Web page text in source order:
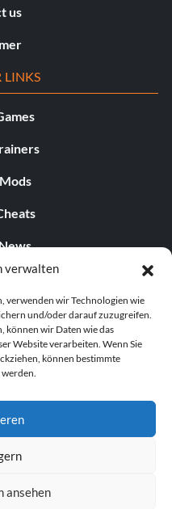
verwalten
verwenden wir Technologien wie
und/oder darauf zuzugreifen.
können wir Daten wie das
Website verarbeiten. Wenn Sie
können bestimmte
ansehen
us
LINKS
Games
All rights reserved